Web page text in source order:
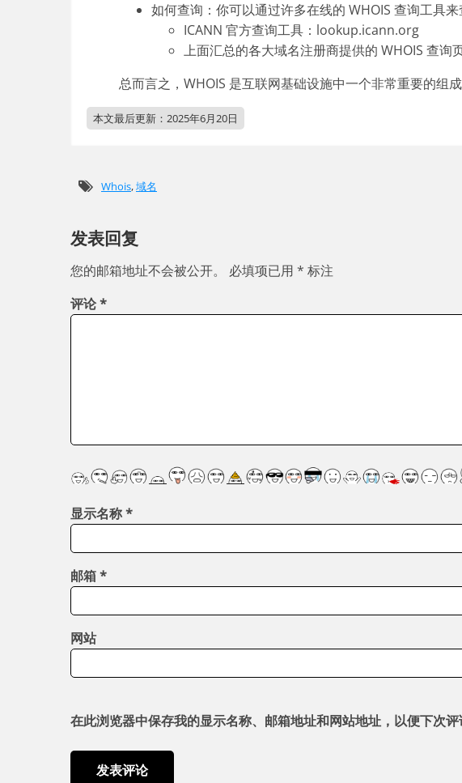
如何查询：你可以通过许多在线的 WHOIS 查询工具来
ICANN 官方查询工具：lookup.icann.org
上面汇总的各大域名注册商提供的 WHOIS 查询
总而言之，WHOIS 是互联网基础设施中一个非常重要的组
本文最后更新： 2025年6月20日
Whois,域名
发表回复
您的邮箱地址不会被公开。 必填项已用 * 标注
评论*
显示名称*
邮箱*
网站
在此浏览器中保存我的显示名称、邮箱地址和网站地址，以便下次评